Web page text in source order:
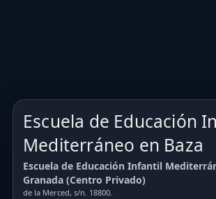
Escuela de Educación
Mediterráneo en Baza
Escuela de Educación Infantil
Granada (Centro Privado)
de la Merced, s/n. 18800.